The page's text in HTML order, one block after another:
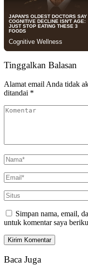
Tinggalkan Balasan
Alamat email Anda tidak
ditandai *
Simpan nama, email,
untuk komentar saya
Baca Juga